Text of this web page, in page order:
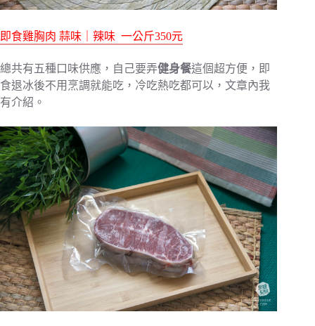
即食雞胸肉 蒜味｜辣味 一公斤350元
總共有五種口味供應，自己要弄健身餐這個超方便，即
食退冰後不用烹調就能吃，冷吃熱吃都可以，文章內我
有介紹。